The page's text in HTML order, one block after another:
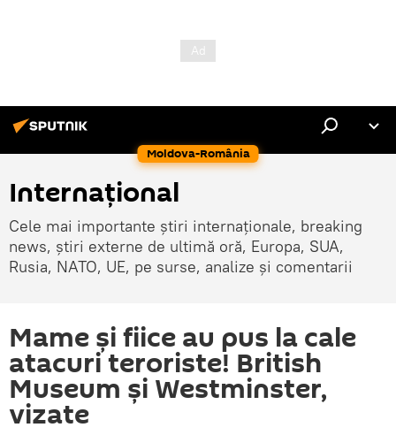
Moldova-România
Internaţional
Cele mai importante știri internaționale, breaking
news, știri externe de ultimă oră, Europa, SUA,
Rusia, NATO, UE, pe surse, analize și comentarii
Mame și fiice au pus la cale
atacuri teroriste! British
Museum şi Westminster,
vizate